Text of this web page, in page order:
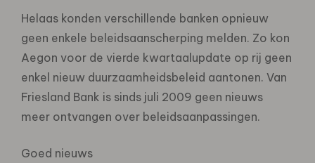
Helaas konden verschillende banken opnieuw
geen enkele beleidsaanscherping melden. Zo kon
Aegon voor de vierde kwartaalupdate op rij geen
enkel nieuw duurzaamheidsbeleid aantonen. Van
Friesland Bank is sinds juli 2009 geen nieuws
meer ontvangen over beleidsaanpassingen.
Goed nieuws